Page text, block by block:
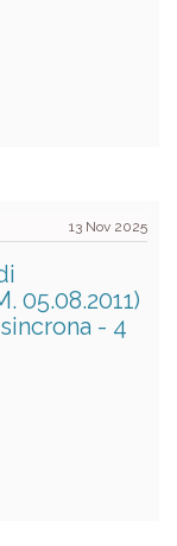
13 Nov 2025
05.08.2011)
- 4